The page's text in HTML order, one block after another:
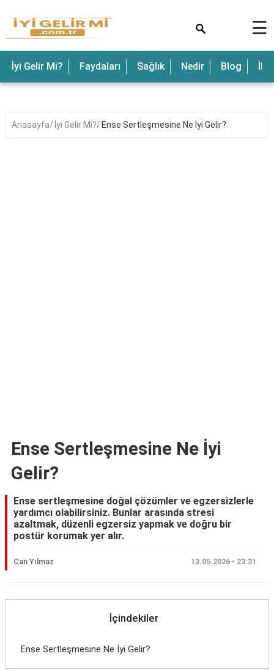
☰
İyi Gelir Mi? Faydaları Sağlık Nedir Blog
Anasayfa İyi Gelir Mi? Ense Sertleşmesine Ne İyi Gelir?
Ense Sertleşmesine Ne İyi
Gelir?
Ense sertleşmesine doğal çözümler ve egzersizlerle
yardımcı olabilirsiniz. Bunlar arasında stresi
azaltmak, düzenli egzersiz yapmak ve doğru bir
postür korumak yer alır.
Can Yılmaz 13.05.2026 • 23:31
İçindekiler
Ense Sertleşmesine Ne İyi Gelir?